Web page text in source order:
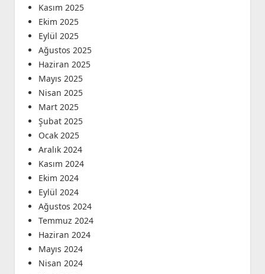
Kasım 2025
Ekim 2025
Eylül 2025
Ağustos 2025
Haziran 2025
Mayıs 2025
Nisan 2025
Mart 2025
Şubat 2025
Ocak 2025
Aralık 2024
Kasım 2024
Ekim 2024
Eylül 2024
Ağustos 2024
Temmuz 2024
Haziran 2024
Mayıs 2024
Nisan 2024